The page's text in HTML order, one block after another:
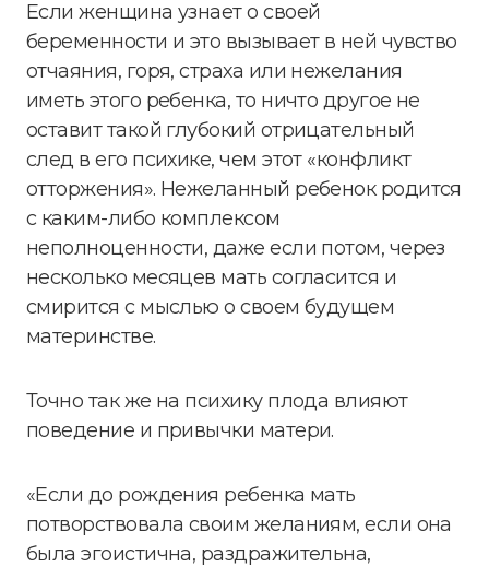
Если женщина узнает о своей
беременности и это вызывает в ней чувство
отчаяния, горя, страха или нежелания
иметь этого ребенка, то ничто другое не
оставит такой глубокий отрицательный
след в его психике, чем этот «конфликт
отторжения». Нежеланный ребенок родится
с каким-либо комплексом
неполноценности, даже если потом, через
несколько месяцев мать согласится и
смирится с мыслью о своем будущем
материнстве.
Точно так же на психику плода влияют
поведение и привычки матери.
«Если до рождения ребенка мать
потворствовала своим желаниям, если она
была эгоистична, раздражительна,